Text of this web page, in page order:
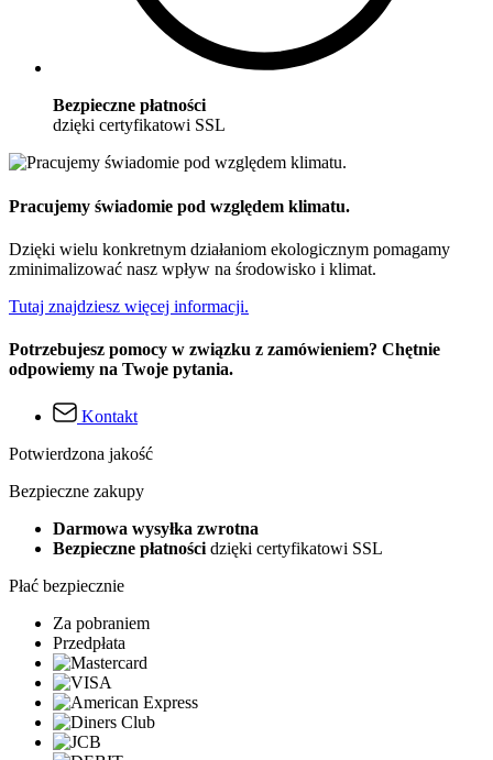
Bezpieczne płatności
dzięki certyfikatowi SSL
Pracujemy świadomie pod względem klimatu.
Dzięki wielu konkretnym działaniom ekologicznym pomagamy
zminimalizować nasz wpływ na środowisko i klimat.
Tutaj znajdziesz więcej informacji.
Potrzebujesz pomocy w związku z zamówieniem? Chętnie
odpowiemy na Twoje pytania.
Kontakt
Potwierdzona jakość
Bezpieczne zakupy
Darmowa wysyłka zwrotna
Bezpieczne płatnościdzięki certyfikatowi SSL
Płać bezpiecznie
Za pobraniem
Przedpłata